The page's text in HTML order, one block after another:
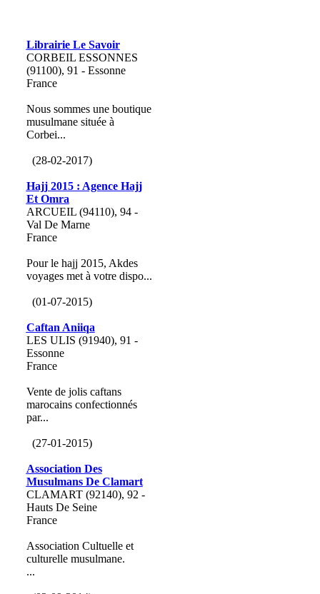
Librairie Le Savoir
CORBEIL ESSONNES
(91100), 91 - Essonne
France
Nous sommes une boutique
musulmane située à
Corbei...
(28-02-2017)
Hajj 2015 : Agence Hajj
Et Omra
ARCUEIL (94110), 94 -
Val De Marne
France
Pour le hajj 2015, Akdes
voyages met à votre dispo...
(01-07-2015)
Caftan Aniiqa
LES ULIS (91940), 91 -
Essonne
France
Vente de jolis caftans
marocains confectionnés
par...
(27-01-2015)
Association Des
Musulmans De Clamart
CLAMART (92140), 92 -
Hauts De Seine
France
Association Cultuelle et
culturelle musulmane.
...